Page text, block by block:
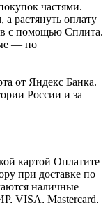
частями.
растянуть оплату
с помощью Сплита.
— по
от Яндекс Банка.
России и за
картой Оплатите
при доставке по
наличные
VISA, Mastercard,